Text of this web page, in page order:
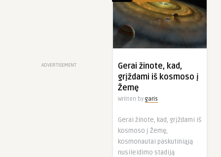
ADVERTISEMENT
Gerai žinote, kad,
grįždami iš kosmoso į
Žemę
Written by garis
Gerai žinote, kad, grįždami iš
kosmoso į Žemę,
kosmonautai paskutiniąją
nusileidimo stadiją